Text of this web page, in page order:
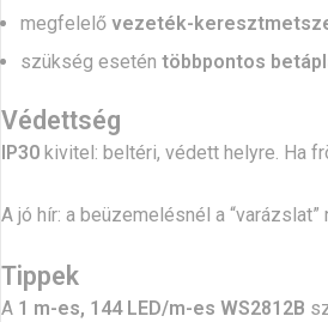
megfelelő vezeték-
szükség esetén többpontos
Védettség
IP30kivitel: beltéri, védett helyre. Ha
A jó hír: a beüzemelésnél a “varázslat”
Tippek
A 1 m-es, 144 LED/m-es WS2812B